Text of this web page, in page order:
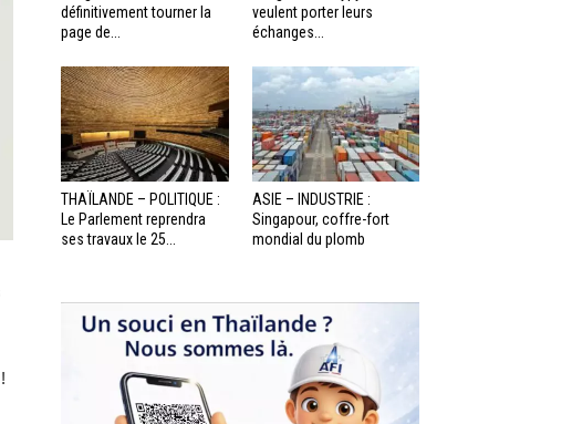
définitivement tourner la
page de...
veulent porter leurs
échanges...
THAÏLANDE – POLITIQUE :
Le Parlement reprendra
ses travaux le 25...
ASIE – INDUSTRIE :
Singapour, coffre-fort
mondial du plomb